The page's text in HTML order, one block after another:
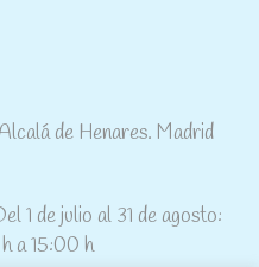
de Henares. Madrid
de julio al 31 de agosto:
a 15:00 h